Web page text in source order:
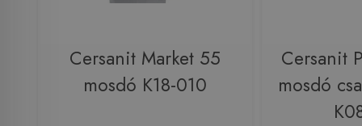
Cersanit Market 55
mosdó K18-010
Cersanit
mosdó